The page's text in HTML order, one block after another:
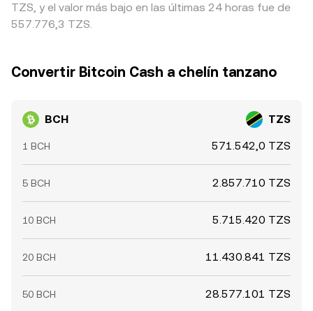
TZS, y el valor más bajo en las últimas 24 horas fue de
557.776,3 TZS.
Convertir Bitcoin Cash a chelín tanzano
BCH TZS
1 BCH 571.542,0 TZS
5 BCH 2.857.710 TZS
10 BCH 5.715.420 TZS
20 BCH 11.430.841 TZS
50 BCH 28.577.101 TZS